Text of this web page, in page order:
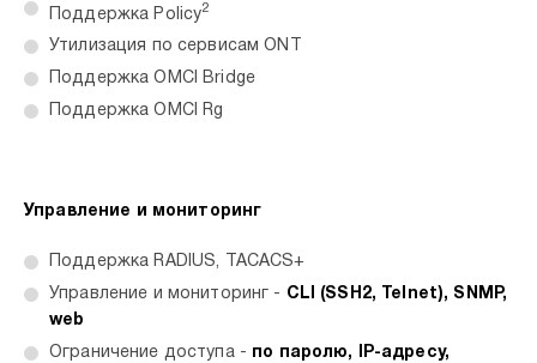
Поддержка Policy2
Утилизация по сервисам ONT
Поддержка OMCI Bridge
Поддержка OMCI Rg
Управление и мониторинг
Поддержка RADIUS, TACACS+
Управление и мониторинг - CLI (SSH2, Telnet), SNMP,
web
Ограничение доступа -
по паролю, IP-адресу,